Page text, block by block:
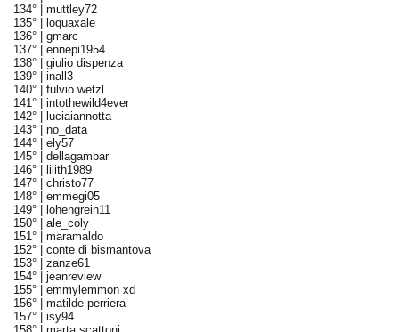
134° | muttley72
135° |
loquaxale
136° | gmarc
137° | ennepi1954
138° | giulio dispenza
139° | inall3
140° | fulvio wetzl
141° | intothewild4ever
142° |
luciaiannotta
143° | no_data
144° | ely57
145° | dellagambar
146° |
lilith1989
147° | christo77
148° | emmegi05
149° |
lohengrein11
150° | ale_coly
151° | maramaldo
152° | conte di bismantova
153° | zanze61
154° | jeanreview
155° | emmylemmon xd
156° | matilde perriera
157° | isy94